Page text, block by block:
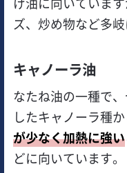
ズ、炒め物など多
キャノーラ油
なたね油の一種で
したキャノーラ種
が少なく加熱に強い
どに向いています。